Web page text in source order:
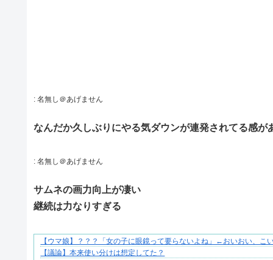
: 名無し＠あげません
なんだか久しぶりにやる気ダウンが連発されてる感が
: 名無し＠あげません
サムネの画力向上が凄い
継続は力なりすぎる
共感必至の“日常修羅場”短編集！
【ウマ娘】？？？「女の子に眼鏡って要らないよね」←おいおい、こ
【議論】本来使い分けは想定してた？